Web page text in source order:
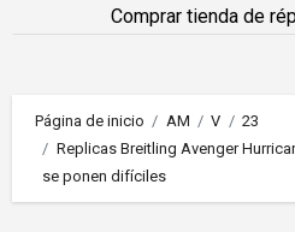
Comprar tienda de
Página de inicio AM V
23
Replicas Breitling Avenger
se ponen difíciles